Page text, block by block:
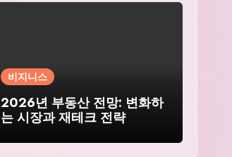
비지니스
2026년 부동산 전망: 변화하
는 시장과 재테크 전략